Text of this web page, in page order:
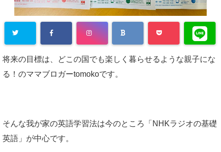
将来の目標は、どこの国でも楽しく暮らせるような親子にな
る！のママブロガーtomokoです。
そんな我が家の英語学習法は今のところ「NHKラジオの基礎
英語」が中心です。